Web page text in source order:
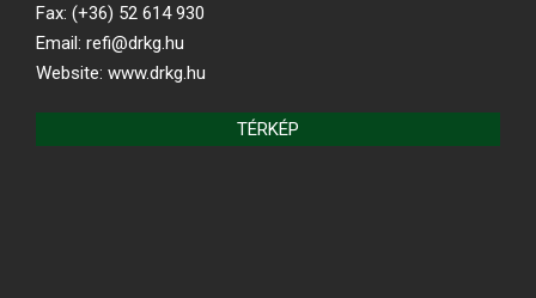
Fax: (+36) 52 614 930
Email: refi@drkg.hu
Website: www.drkg.hu
TÉRKÉP